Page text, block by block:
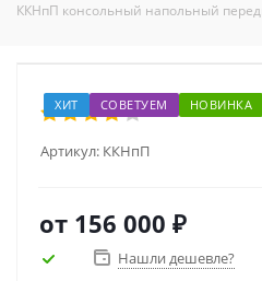
ККНпП консольный напольный
ХИТ СОВЕТУЕМ НОВИНКА
Артикул: ККНпП
от 156 000 ₽
Нашли дешевле?